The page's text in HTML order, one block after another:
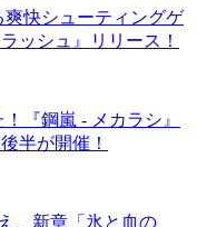
快シューティングゲ
ッシュ』リリース！
『鋼嵐 - メカラシ』
半が開催！
、新章「氷と血の